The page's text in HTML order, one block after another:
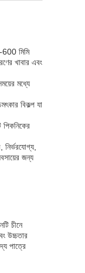
600 মিমি
খাবার এবং
মধ্যে
বিকল্প যা
জন্য
চীনে
উচ্চতার
পাত্রে